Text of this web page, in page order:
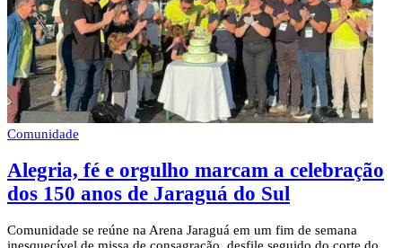
Comunidade
Alegria, fé e orgulho marcam a celebração
dos 150 anos de Jaraguá do Sul
Comunidade se reúne na Arena Jaraguá em um fim de semana
inesquecível de missa de consagração, desfile seguido do corte do